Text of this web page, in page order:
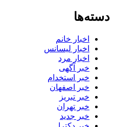
دسته‌ها
اخبار خانم
اخبار لیسانس
اخبار مرد
خبر آگهی
خبر استخدام
خبر اصفهان
خبر تبریز
خبر تهران
خبر جدید